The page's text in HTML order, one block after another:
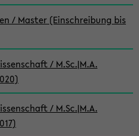
/ Master (Einschreibung bis
/ M.Sc.|M.A.
/ M.Sc.|M.A.